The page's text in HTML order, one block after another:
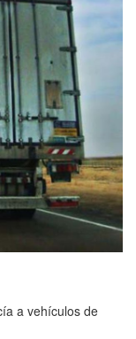
a vehículos de